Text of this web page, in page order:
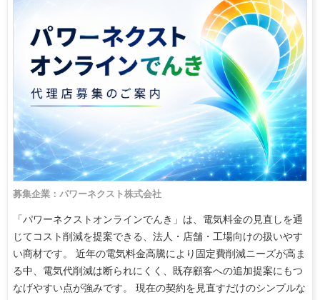
募集企業：パワーネクスト株式会社
「パワーネクストオンラインでんき」は、電気料金の見直しを通
じてコスト削減を提案できる、法人・店舗・工場向けの扱いやす
い商材です。 近年の電気料金高騰により固定費削減ニーズが高ま
る中、電気代削減は断られにくく、既存顧客への追加提案にもつ
なげやすい点が強みです。 現在の契約を見直すだけのシンプルな